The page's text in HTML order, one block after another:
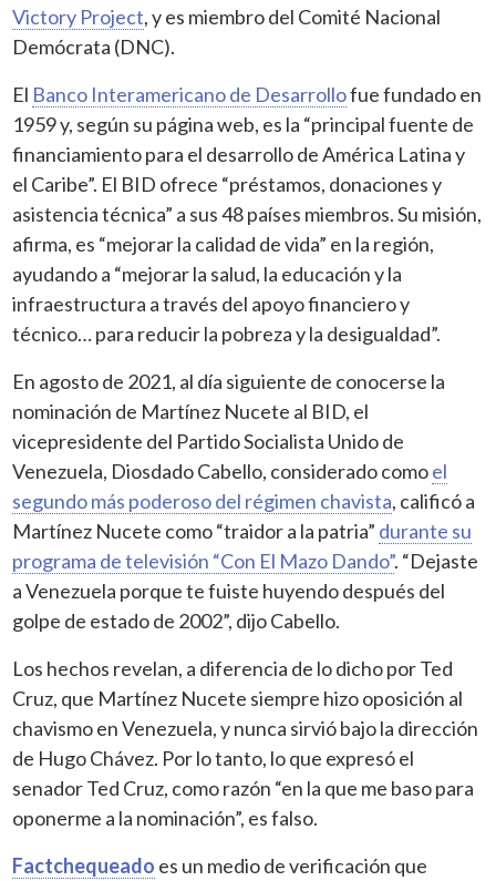
Victory Project, y es miembro del Comité Nacional
Demócrata (DNC).
El Banco Interamericano de Desarrollofue fundado en
1959 y, según su página web, es la “principal fuente de
financiamiento para el desarrollo de América Latina y
el Caribe”. El BID ofrece “préstamos, donaciones y
asistencia técnica” a sus 48 países miembros. Su misión,
afirma, es “mejorar la calidad de vida” en la región,
ayudando a “mejorar la salud, la educación y la
infraestructura a través del apoyo financiero y
técnico… para reducir la pobreza y la desigualdad”.
En agosto de 2021, al día siguiente de conocerse la
nominación de Martínez Nucete al BID, el
vicepresidente del Partido Socialista Unido de
Venezuela, Diosdado Cabello, considerado comoel
segundo más poderoso del régimen chavista, calificó a
Martínez Nucete como “traidor a la patria” durante su
programa de televisión “Con El Mazo Dando”. “Dejaste
a Venezuela porque te fuiste huyendo después del
golpe de estado de 2002”, dijo Cabello.
Los hechos revelan, a diferencia de lo dicho por Ted
Cruz, que Martínez Nucete siempre hizo oposición al
chavismo en Venezuela, y nunca sirvió bajo la dirección
de Hugo Chávez. Por lo tanto, lo que expresó el
senador Ted Cruz, como razón “en la que me baso para
oponerme a la nominación”, es falso.
Factchequeado es un medio de verificación que